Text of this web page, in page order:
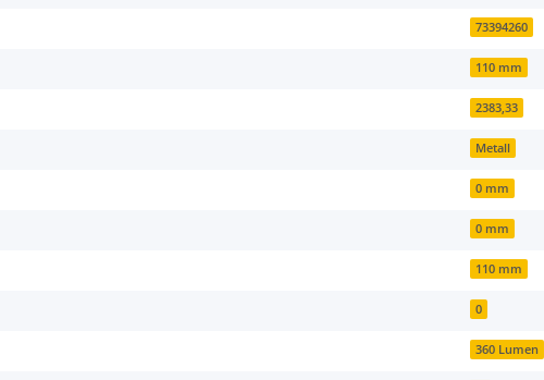
73394260
110 mm
2383,33
Metall
0 mm
0 mm
110 mm
0
360 Lumen